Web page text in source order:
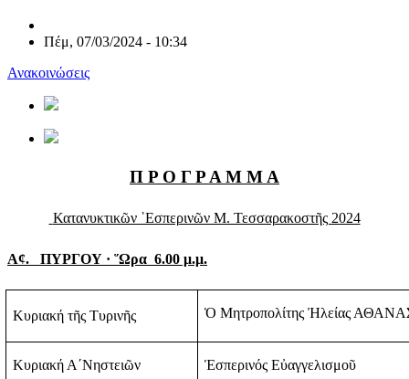
Πέμ, 07/03/2024 - 10:34
Ανακοινώσεις
Π Ρ Ο Γ Ρ Α Μ Μ Α
Κατανυκτικῶν ῾Εσπερινῶν Μ. Τεσσαρακοστῆς 2024
Α¢. ΠΥΡΓΟΥ · ῞Ωρα 6.00 μ.μ.
Κυριακή τῆς Τυρινῆς Ὁ Μητροπολίτης Ἠλείας
Κυριακή Α΄Νηστειῶν Ἑσπερινός Εὐαγγελισμοῦ